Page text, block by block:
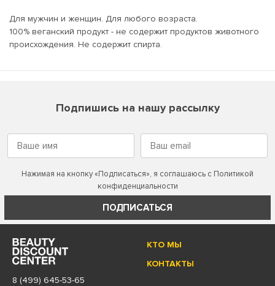
Для мужчин и женщин. Для любого возраста.
100% веганский продукт - не содержит продуктов животного
происхождения. Не содержит спирта.
Подпишись на нашу рассылку
Нажимая на кнопку «Подписаться», я соглашаюсь с Политикой
конфиденциальности
ПОДПИСАТЬСЯ
КТО МЫ
КОНТАКТЫ
8 (499) 645-53-65